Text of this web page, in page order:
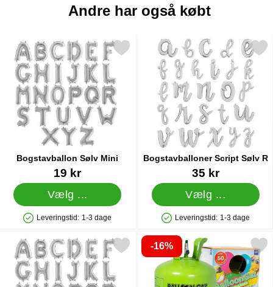
Andre har også købt
Bogstavballon Sølv Mini
Varenr 1137419 kr
Vælg ...
Produkttilgængelighed: På lager
Leveringstid: 1-3 dage
Markér bogstavballon Sølv Mini som favorit
Bogstavballoner Script Sølv R
Varenr 2099835 kr
Vælg ...
Produkttilgængelighed: På lager
Leveringstid: 1-3 dage
Markér bogstavballoner
Markér bogstavballon Sølv Mini R som favorit
-16%
Markér helium på Flaske Stor til 50